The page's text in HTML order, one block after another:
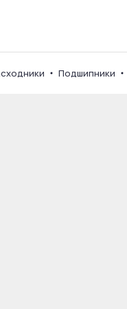
Подшипники